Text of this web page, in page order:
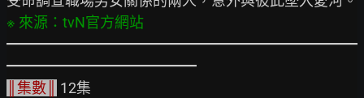
━━━━━━━━━━━━━━━━━━━━━━━━
║集數║
12集